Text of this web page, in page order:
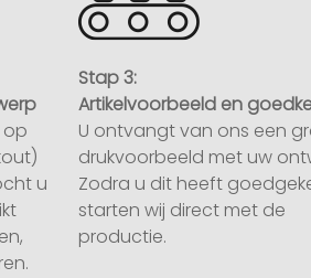
u
Stap 3:
Artikelvoorbeeld en
U ontvangt van ons een
drukvoorbeeld met uw
Zodra u dit heeft
starten wij direct met de
productie.